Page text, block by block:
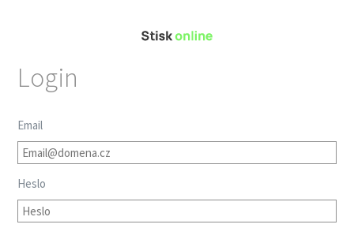
Login
Email
Heslo